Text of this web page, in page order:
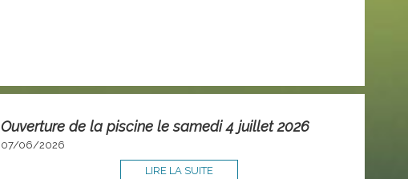
Ouverture de la piscine le samedi 4 juillet 2026
07/06/2026
LIRE LA SUITE